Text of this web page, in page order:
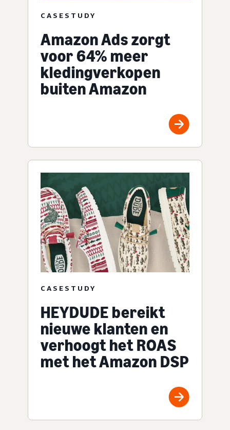
CASESTUDY
Amazon Ads zorgt
voor 64% meer
kledingverkopen
buiten Amazon
CASESTUDY
HEYDUDE bereikt
nieuwe klanten en
verhoogt het ROAS
met het Amazon DSP